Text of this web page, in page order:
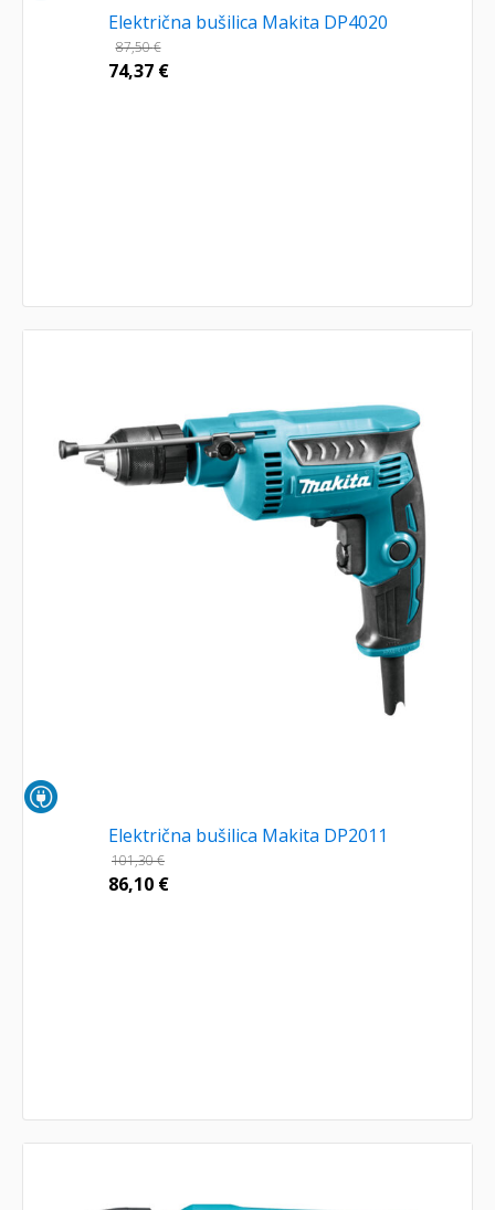
Električna bušilica Makita DP4020
87,50€
74,37 €
Električna bušilica Makita DP2011
101,30€
86,10 €